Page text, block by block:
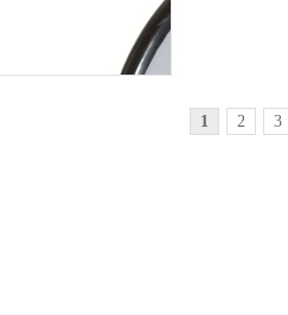
YXC-100B-F/Z/MFB/316L白云牌隔膜电接点压
YXC-
1 2 3